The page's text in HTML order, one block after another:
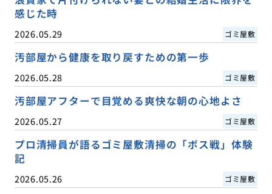
感じた時
2026.05.29 ゴミ屋敷
汚部屋から健康を取り戻すための第一歩
2026.05.28 ゴミ屋敷
汚部屋アフターで目覚める爽快な朝の心地よさ
2026.05.27 ゴミ屋敷
プロ清掃員が語るゴミ屋敷清掃の「ボス戦」体験
記
2026.05.26 ゴミ屋敷